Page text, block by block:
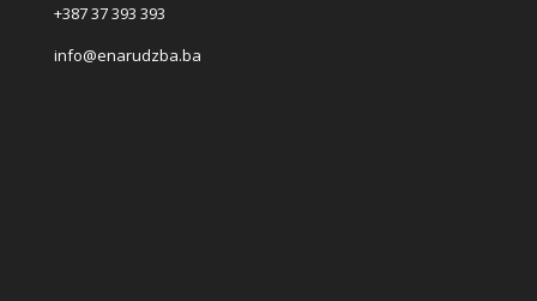
+387 37 393 393
info@enarudzba.ba